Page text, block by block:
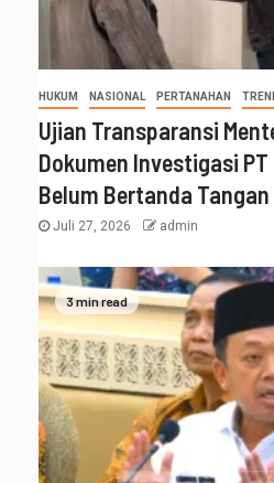
HUKUM NASIONAL PERTANAHAN
Ujian Transparansi
Dokumen Investigasi
Belum Bertanda Tangan
Juli 27, 2026 admin
3 min read